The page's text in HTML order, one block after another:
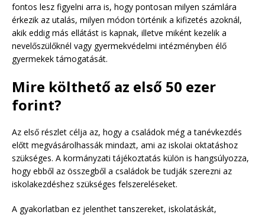
fontos lesz figyelni arra is, hogy pontosan milyen számlára
érkezik az utalás, milyen módon történik a kifizetés azoknál,
akik eddig más ellátást is kapnak, illetve miként kezelik a
nevelőszülőknél vagy gyermekvédelmi intézményben élő
gyermekek támogatását.
Mire költhető az első 50 ezer
forint?
Az első részlet célja az, hogy a családok még a tanévkezdés
előtt megvásárolhassák mindazt, ami az iskolai oktatáshoz
szükséges. A kormányzati tájékoztatás külön is hangsúlyozza,
hogy ebből az összegből a családok be tudják szerezni az
iskolakezdéshez szükséges felszereléseket.
A gyakorlatban ez jelenthet tanszereket, iskolatáskát,